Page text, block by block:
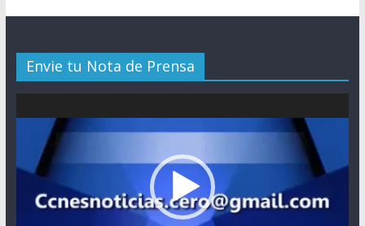
Envie tu Nota de Prensa
de